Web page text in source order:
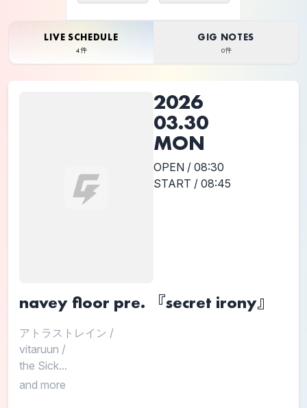
LIVE SCHEDULE
4件
GIG NOTES
0件
2026
03.30
MON
OPEN / 08:30
START / 08:45
navey floor pre. 『secret irony』
アトラストレイン /
vitaruun /
the Sick...
and more